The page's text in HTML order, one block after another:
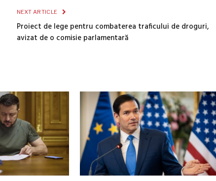
NEXT ARTICLE
Proiect de lege pentru combaterea traficului de droguri,
avizat de o comisie parlamentară